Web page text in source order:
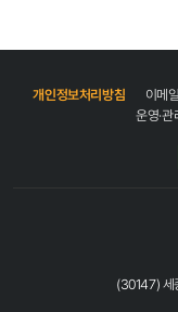
개인정보처리방침 이메
운영·관
(30147) 세